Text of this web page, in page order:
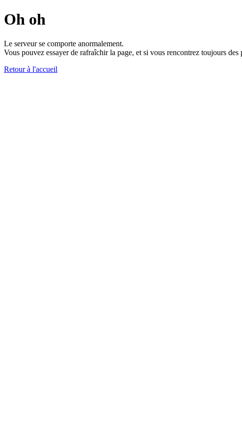
Oh oh
Le serveur se comporte anormalement.
Vous pouvez essayer de rafraîchir la page, et si vous rencontrez toujours
Retour à l'accueil